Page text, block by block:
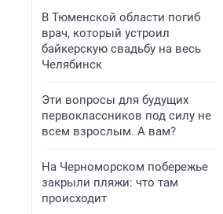
В Тюменской области погиб
врач, который устроил
байкерскую свадьбу на весь
Челябинск
Эти вопросы для будущих
первоклассников под силу не
всем взрослым. А вам?
На Черноморском побережье
закрыли пляжи: что там
происходит